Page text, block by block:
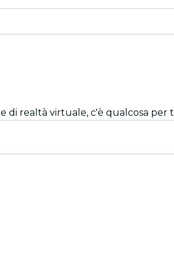
di realtà virtuale, c'è qualcosa per